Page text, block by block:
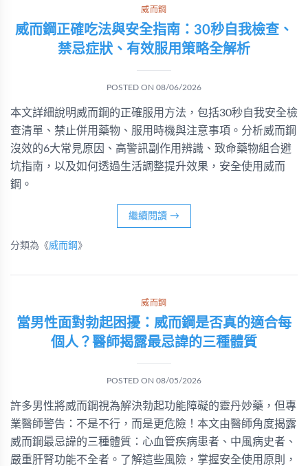
威而鋼
威而鋼正確吃法與安全指南：30秒自我檢查、
禁忌症狀、有效服用策略全解析
POSTED ON 08/06/2026
本文詳細說明威而鋼的正確服用方法，包括30秒自我安全檢
查清單、禁止併用藥物、服用時機與注意事項。分析威而鋼
沒效的6大常見原因、高警訊副作用辨識、致命藥物組合避
坑指南，以及如何透過生活調整提升效果，安全使用威而
鋼。
繼續閱讀 →
分類為《威而鋼 》
威而鋼
當男性面對勃起困擾：威而鋼是否真的適合每
個人？醫師揭露最忌諱的三種體質
POSTED ON 08/05/2026
許多男性將威而鋼視為解決勃起功能障礙的靈丹妙藥，但專
業醫師警告：不是不行，而是更危險！本文由醫師角度揭露
威而鋼最忌諱的三種體質：心血管疾病患者、中風病史者、
嚴重肝腎功能不全者。了解這些風險，掌握安全使用原則，